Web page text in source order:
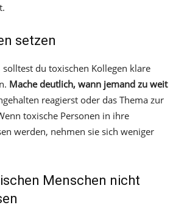
setzen
du toxischen Kollegen klare
Mache deutlich, wann jemand zu weit
reagierst oder das Thema zur
toxische Personen in ihre
werden, nehmen sie sich weniger
Menschen nicht